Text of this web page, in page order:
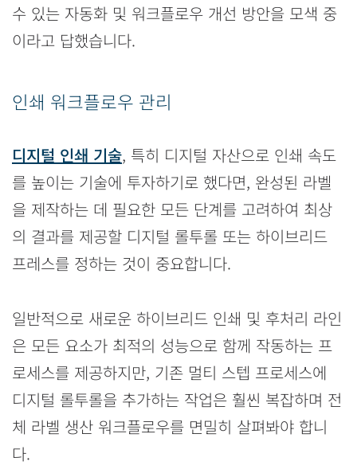
수 있는 자동화 및 워크플로우 개선 방안을 모색 중
이라고 답했습니다.
인쇄 워크플로우 관리
디지털 인쇄 기술, 특히 디지털 자산으로 인쇄 속도
를 높이는 기술에 투자하기로 했다면, 완성된 라벨
을 제작하는 데 필요한 모든 단계를 고려하여 최상
의 결과를 제공할 디지털 롤투롤 또는 하이브리드
프레스를 정하는 것이 중요합니다.
일반적으로 새로운 하이브리드 인쇄 및 후처리 라인
은 모든 요소가 최적의 성능으로 함께 작동하는 프
로세스를 제공하지만, 기존 멀티 스텝 프로세스에
디지털 롤투롤을 추가하는 작업은 훨씬 복잡하며 전
체 라벨 생산 워크플로우를 면밀히 살펴봐야 합니
다.